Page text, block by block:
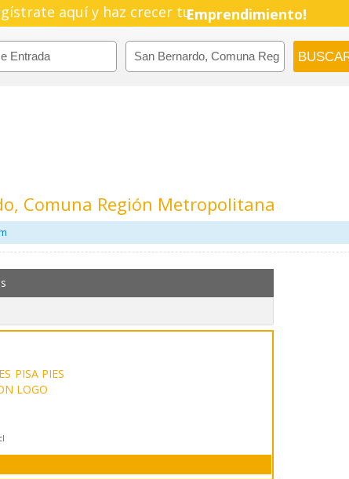
aquí y haz crecer tuEmprendimiento!
Comuna Región Metropolitana
PISA PIES
LOGO